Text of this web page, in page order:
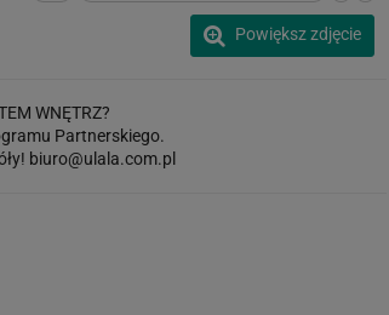
Powiększ zdjęcie
WNĘTRZ?
Partnerskiego.
biuro@ulala.com.pl